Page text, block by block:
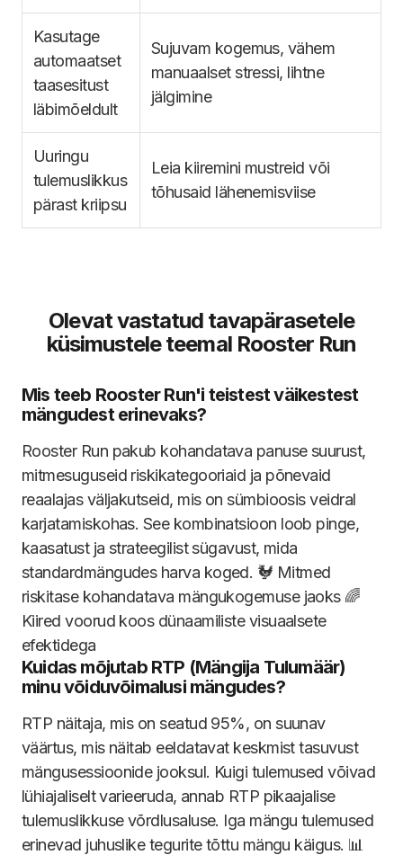
Kasutage
automaatset
taasesitust
läbimõeldult
Sujuvam kogemus, vähem
manuaalset stressi, lihtne
jälgimine
Uuringu
tulemuslikkus
pärast kriipsu
Leia kiiremini mustreid või
tõhusaid lähenemisviise
Olevat vastatud tavapärasetele
küsimustele teemal Rooster Run
Mis teeb Rooster Run'i teistest väikestest
mängudest erinevaks?
Rooster Run pakub kohandatava panuse suurust,
mitmesuguseid riskikategooriaid ja põnevaid
reaalajas väljakutseid, mis on sümbioosis veidral
karjatamiskohas. See kombinatsioon loob pinge,
kaasatust ja strateegilist sügavust, mida
standardmängudes harva koged. 🐓 Mitmed
riskitase kohandatava mängukogemuse jaoks 🌈
Kiired voorud koos dünaamiliste visuaalsete
efektidega
Kuidas mõjutab RTP (Mängija Tulumäär)
minu võiduvõimalusi mängudes?
RTP näitaja, mis on seatud 95%, on suunav
väärtus, mis näitab eeldatavat keskmist tasuvust
mängusessioonide jooksul. Kuigi tulemused võivad
lühiajaliselt varieeruda, annab RTP pikaajalise
tulemuslikkuse võrdlusaluse. Iga mängu tulemused
erinevad juhuslike tegurite tõttu mängu käigus. 📊